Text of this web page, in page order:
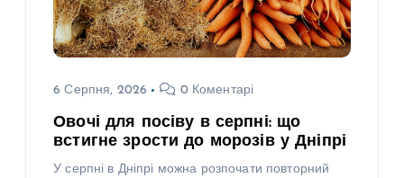
6 Серпня, 2026 0 Коментарі
Овочі для посіву в серпні: що
встигне зрости до морозів у Дніпрі
У серпні в Дніпрі можна розпочати повторний